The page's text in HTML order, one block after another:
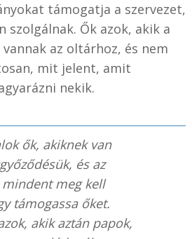
támogatja a szervezet,
szolgálnak. Ők azok, akik a
az oltárhoz, és nem
mit jelent, amit
nekik.
ők, akiknek van
és az
mindent meg kell
támogassa őket.
akik aztán papok,